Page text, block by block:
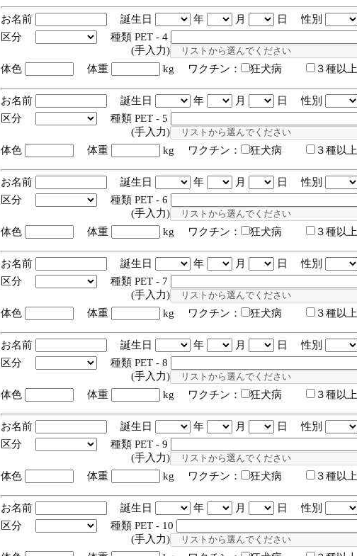
お名前 誕生日 年 月
日 性別
区分
種類 PET - 4
(手入力)
体色
体重 kg ワクチン： 狂犬病 ３種以上
お名前 誕生日 年 月
日 性別
区分
種類 PET - 5
(手入力)
体色
体重 kg ワクチン： 狂犬病 ３種以上
お名前 誕生日 年 月
日 性別
区分
種類 PET - 6
(手入力)
体色
体重 kg ワクチン： 狂犬病 ３種以上
お名前 誕生日 年 月
日 性別
区分
種類 PET - 7
(手入力)
体色
体重 kg ワクチン： 狂犬病 ３種以上
お名前 誕生日 年 月
日 性別
区分
種類 PET - 8
(手入力)
体色
体重 kg ワクチン： 狂犬病 ３種以上
お名前 誕生日 年 月
日 性別
区分
種類 PET - 9
(手入力)
体色
体重 kg ワクチン： 狂犬病 ３種以上
お名前 誕生日 年 月
日 性別
区分
種類 PET - 10
(手入力)